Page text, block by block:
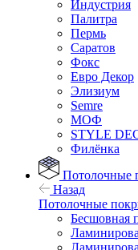
Индустрия
Палитра
Пермь
Саратов
Фокс
Евро Декор
Элизиум
Semre
МОФ
STYLE
Филёнка
Потолочные
Назад
Потолочные
Бесшовная